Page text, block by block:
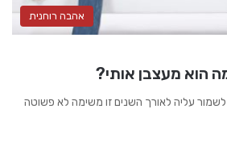
אהבה רוחנית
הוא מעצבן אותי?
עליה לאורך השנים זו משימה לא פשוטה